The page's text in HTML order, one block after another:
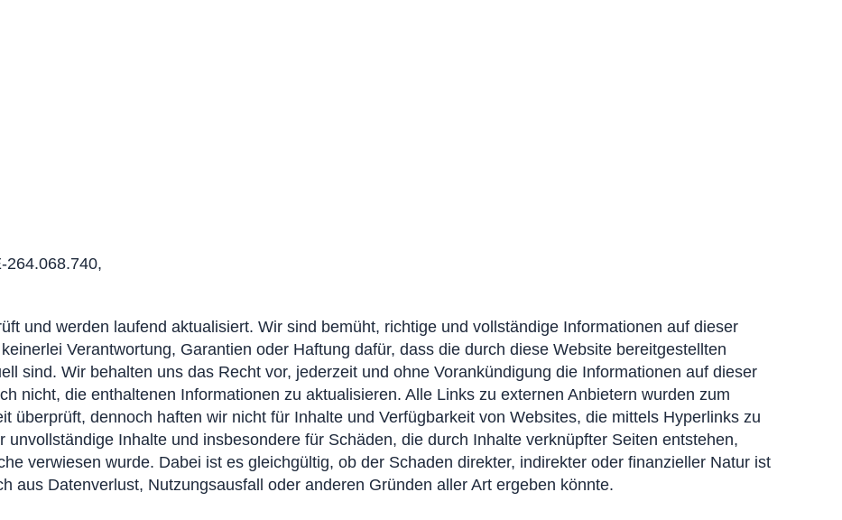
264.068.740,
und werden laufend aktualisiert. Wir sind bemüht, richtige und vollständige Informationen auf dieser
Verantwortung, Garantien oder Haftung dafür, dass die durch diese Website bereitgestellten
sind. Wir behalten uns das Recht vor, jederzeit und ohne Vorankündigung die Informationen auf dieser
nicht, die enthaltenen Informationen zu aktualisieren. Alle Links zu externen Anbietern wurden zum
überprüft, dennoch haften wir nicht für Inhalte und Verfügbarkeit von Websites, die mittels Hyperlinks zu
Inhalte und insbesondere für Schäden, die durch Inhalte verknüpfter Seiten entstehen,
verwiesen wurde. Dabei ist es gleichgültig, ob der Schaden direkter, indirekter oder finanzieller Natur ist
aus Datenverlust, Nutzungsausfall oder anderen Gründen aller Art ergeben könnte.